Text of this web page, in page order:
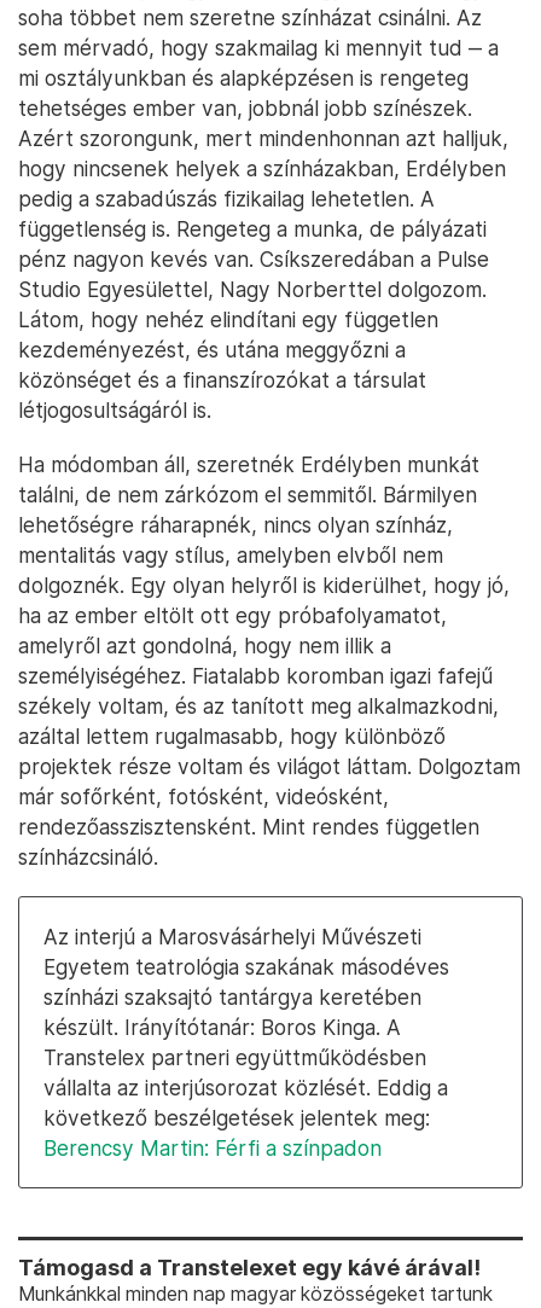
soha többet nem szeretne színházat csinálni. Az
sem mérvadó, hogy szakmailag ki mennyit tud ‒ a
mi osztályunkban és alapképzésen is rengeteg
tehetséges ember van, jobbnál jobb színészek.
Azért szorongunk, mert mindenhonnan azt halljuk,
hogy nincsenek helyek a színházakban, Erdélyben
pedig a szabadúszás fizikailag lehetetlen. A
függetlenség is. Rengeteg a munka, de pályázati
pénz nagyon kevés van. Csíkszeredában a Pulse
Studio Egyesülettel, Nagy Norberttel dolgozom.
Látom, hogy nehéz elindítani egy független
kezdeményezést, és utána meggyőzni a
közönséget és a finanszírozókat a társulat
létjogosultságáról is.
Ha módomban áll, szeretnék Erdélyben munkát
találni, de nem zárkózom el semmitől. Bármilyen
lehetőségre ráharapnék, nincs olyan színház,
mentalitás vagy stílus, amelyben elvből nem
dolgoznék. Egy olyan helyről is kiderülhet, hogy jó,
ha az ember eltölt ott egy próbafolyamatot,
amelyről azt gondolná, hogy nem illik a
személyiségéhez. Fiatalabb koromban igazi fafejű
székely voltam, és az tanított meg alkalmazkodni,
azáltal lettem rugalmasabb, hogy különböző
projektek része voltam és világot láttam. Dolgoztam
már sofőrként, fotósként, videósként,
rendezőasszisztensként. Mint rendes független
színházcsináló.
Az interjú a Marosvásárhelyi Művészeti
Egyetem teatrológia szakának másodéves
színházi szaksajtó tantárgya keretében
készült. Irányítótanár: Boros Kinga. A
Transtelex partneri együttműködésben
vállalta az interjúsorozat közlését. Eddig a
következő beszélgetések jelentek meg:
Berencsy Martin: Férfi a színpadon
Támogasd a Transtelexet egy kávé árával!
Munkánkkal minden nap magyar közösségeket tartunk